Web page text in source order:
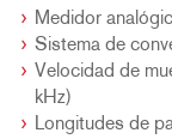
Medidor
Sistema de
Velocidad de
kHz)
Longitudes de